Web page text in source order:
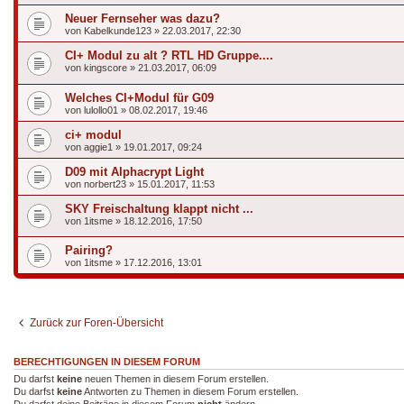
Neuer Fernseher was dazu?
von Kabelkunde123 » 22.03.2017, 22:30
CI+ Modul zu alt ? RTL HD Gruppe....
von kingscore » 21.03.2017, 06:09
Welches CI+Modul für G09
von lulollo01 » 08.02.2017, 19:46
ci+ modul
von aggie1 » 19.01.2017, 09:24
D09 mit Alphacrypt Light
von norbert23 » 15.01.2017, 11:53
SKY Freischaltung klappt nicht ...
von 1itsme » 18.12.2016, 17:50
Pairing?
von 1itsme » 17.12.2016, 13:01
Zurück zur Foren-Übersicht
BERECHTIGUNGEN IN DIESEM FORUM
Du darfst keine neuen Themen in diesem Forum erstellen.
Du darfst keineAntworten zu Themen in diesem Forum erstellen.